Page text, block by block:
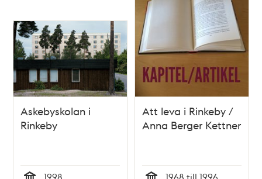
teman
Askebyskolan i
Rinkeby
Att leva i Rinkeby /
Anna Berger Kettner